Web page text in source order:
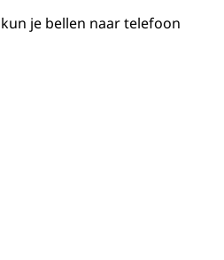
je bellen naar telefoon